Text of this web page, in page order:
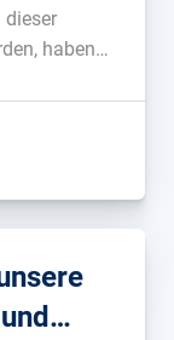
dieser
haben